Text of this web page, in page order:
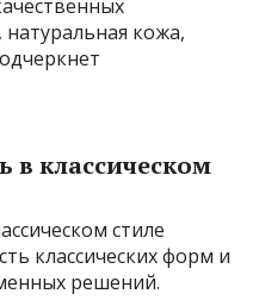
кожа,
в классическом
стиле
классических форм и
решений.